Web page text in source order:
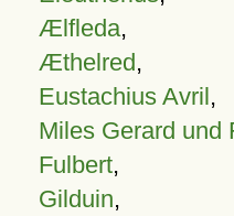
Ælfleda,
Æthelred,
Eustachius Avril,
Miles Gerard und
Fulbert,
Gilduin,